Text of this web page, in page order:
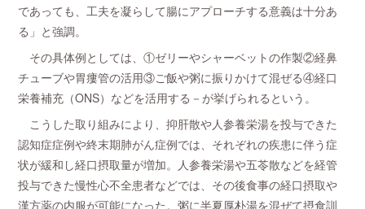
であっても、工夫を凝らして腸にアプローチする意義は十分あ
る」と強調。
その具体例としては、①ゼリーやシャーベットの作製②経鼻
チューブや胃瘻管の活用③ご飯や粥に振りかけて混ぜる④経口
栄養補充（ONS）などを活用する－が挙げられるという。
こうした取り組みにより、抑肝散や人参養栄湯を投与できた
認知症症例や終末期肺がん症例では、それぞれの疾患に伴う症
状が緩和し経口摂取量が増加。人参養栄湯や五苓散などを経管
投与できた慢性心不全患者などでは、その後食事の経口摂取や
漢方薬の内服が可能になった。粥に半夏厚朴湯を混ぜて摂食訓